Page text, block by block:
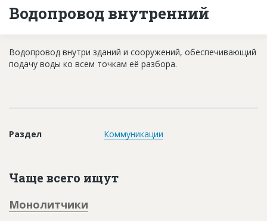
О проекте
База строящихся объектов
Платные услуги
Правила работы
Контакты
Водопровод внутренний
Водопровод внутри зданий и сооружений, обеспечивающий
подачу воды ко всем точкам её разбора.
Раздел Коммуникации
Чаще всего ищут
Монолитчики